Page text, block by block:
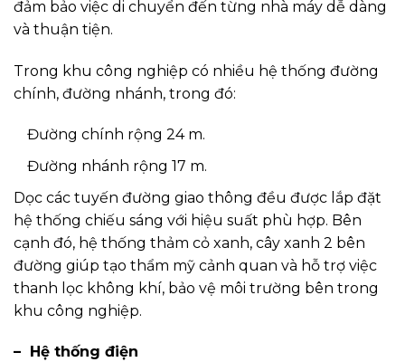
đảm bảo việc di chuyển đến từng nhà máy dễ dàng
và thuận tiện.
Trong khu công nghiệp có nhiều hệ thống đường
chính, đường nhánh, trong đó:
Đường chính rộng 24 m.
Đường nhánh rộng 17 m.
Dọc các tuyến đường giao thông đều được lắp đặt
hệ thống chiếu sáng với hiệu suất phù hợp. Bên
cạnh đó, hệ thống thảm cỏ xanh, cây xanh 2 bên
đường giúp tạo thẩm mỹ cảnh quan và hỗ trợ việc
thanh lọc không khí, bảo vệ môi trường bên trong
khu công nghiệp.
– Hệ thống điện